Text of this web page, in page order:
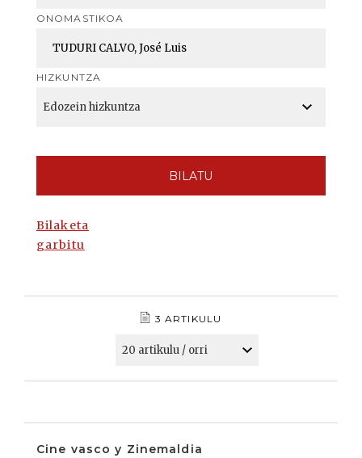
ONOMASTIKOA
HIZKUNTZA
BILATU
Bilaketa
garbitu
3 ARTIKULU
Cine vasco y Zinemaldia